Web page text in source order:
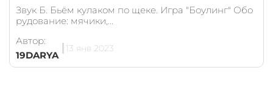
Звук Б. Бьём кулаком по щеке. Игра "Боулинг" Обо
рудование: мячики,...
Автор:
19DARYA
13 янв 2023